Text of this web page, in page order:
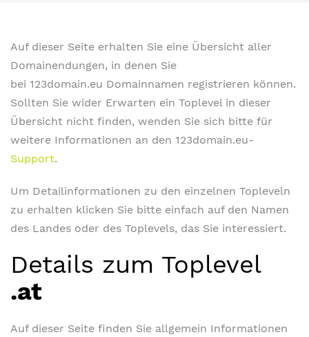
Auf dieser Seite erhalten Sie eine Übersicht aller
Domainendungen, in denen Sie
bei 123domain.eu Domainnamen registrieren können.
Sollten Sie wider Erwarten ein Toplevel in dieser
Übersicht nicht finden, wenden Sie sich bitte für
weitere Informationen an den 123domain.eu-
Support.
Um Detailinformationen zu den einzelnen Topleveln
zu erhalten klicken Sie bitte einfach auf den Namen
des Landes oder des Toplevels, das Sie interessiert.
Details zum Toplevel
.at
Auf dieser Seite finden Sie allgemein Informationen